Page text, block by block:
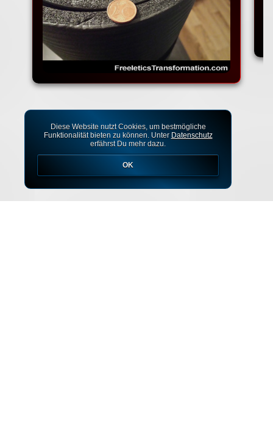
Diese Website nutzt Cookies, um bestmögliche
Funktionalität bieten zu können. Unter Datenschutz
erfährst Du mehr dazu.
OK